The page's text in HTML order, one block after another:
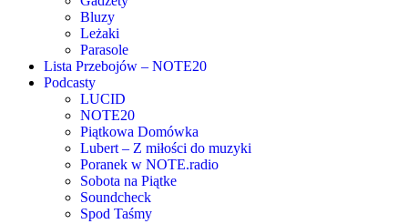
Bluzy
Leżaki
Parasole
Lista Przebojów – NOTE20
Podcasty
LUCID
NOTE20
Piątkowa Domówka
Lubert – Z miłości do muzyki
Poranek w NOTE.radio
Sobota na Piątke
Soundcheck
Spod Taśmy